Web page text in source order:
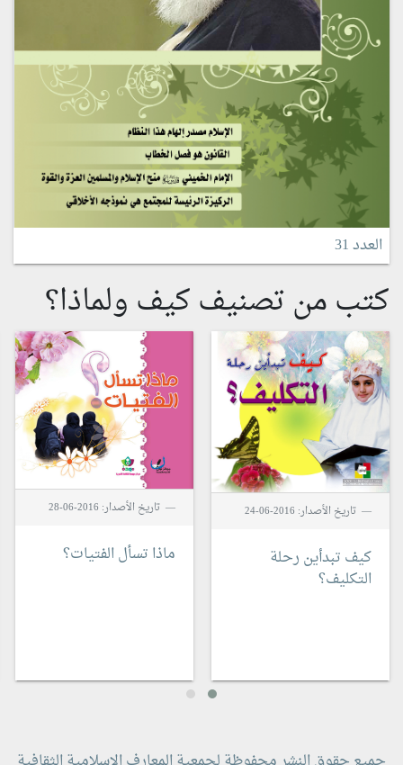
العدد 31
كتب من تصنيف كيف ولماذا؟
تاريخ الأصدار: 2016-06-24
كيف تبدأين رحلة
التكليف؟
تاريخ الأصدار: 2016-06-28
ماذا تسأل الفتيات؟